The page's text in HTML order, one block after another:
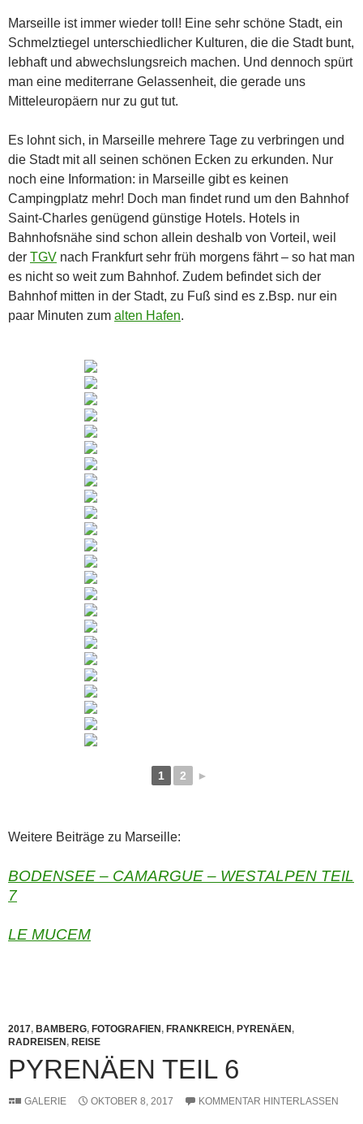
Marseille ist immer wieder toll! Eine sehr schöne Stadt, ein
Schmelztiegel unterschiedlicher Kulturen, die die Stadt bunt,
lebhaft und abwechslungsreich machen. Und dennoch spürt
man eine mediterrane Gelassenheit, die gerade uns
Mitteleuropäern nur zu gut tut.
Es lohnt sich, in Marseille mehrere Tage zu verbringen und
die Stadt mit all seinen schönen Ecken zu erkunden. Nur
noch eine Information: in Marseille gibt es keinen
Campingplatz mehr! Doch man findet rund um den Bahnhof
Saint-Charles genügend günstige Hotels. Hotels in
Bahnhofsnähe sind schon allein deshalb von Vorteil, weil
der TGV nach Frankfurt sehr früh morgens fährt – so hat man
es nicht so weit zum Bahnhof. Zudem befindet sich der
Bahnhof mitten in der Stadt, zu Fuß sind es z.Bsp. nur ein
paar Minuten zum alten Hafen.
1 2 ►
Weitere Beiträge zu Marseille:
BODENSEE – CAMARGUE – WESTALPEN TEIL
7
LE MUCEM
2017, BAMBERG, FOTOGRAFIEN, FRANKREICH, PYRENÄEN,
RADREISEN, REISE
PYRENÄEN TEIL 6
GALERIE OKTOBER 8, 2017 KOMMENTAR HINTERLASSEN